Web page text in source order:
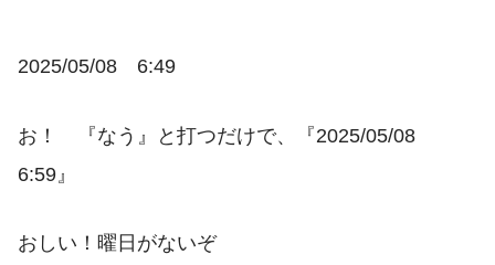
2025/05/08 6:49
お！ 『なう』と打つだけで、『2025/05/08
6:59』
おしい！曜日がないぞ